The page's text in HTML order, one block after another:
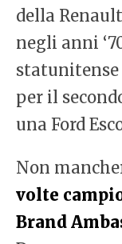
della
negli anni
statunitense
per il
una Ford
Non
volte
Brand